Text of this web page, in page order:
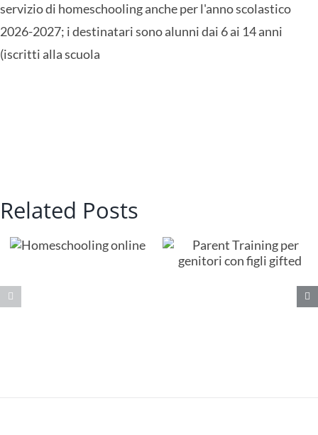
servizio di homeschooling anche per l'anno scolastico
2026-2027; i destinatari sono alunni dai 6 ai 14 anni
(iscritti alla scuola
Related Posts
per genitori con
indovinelli in